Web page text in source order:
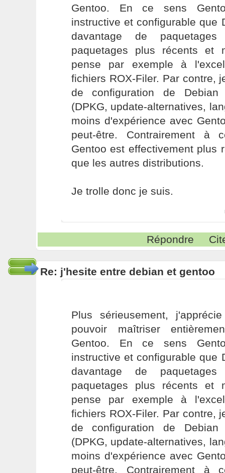
Gentoo. En ce sens
instructive et configurable que
davantage de
paquetages plus récents et
pense par exemple à
fichiers ROX-Filer. Par contre,
de configuration de
(DPKG, update-alternatives,
moins d'expérience avec
peut-être. Contrairement à
Gentoo est effectivement plus
que les autres distributions.
Je trolle donc je suis.
Répondre
Re: j'hesite entre debian et gentoo
Plus sérieusement,
pouvoir maîtriser
Gentoo. En ce sens
instructive et configurable que
davantage de
paquetages plus récents et
pense par exemple à
fichiers ROX-Filer. Par contre,
de configuration de
(DPKG, update-alternatives,
moins d'expérience avec
peut-être. Contrairement à